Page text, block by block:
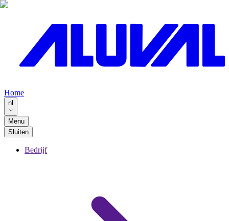
Home
nl
Menu
Sluiten
Bedrijf